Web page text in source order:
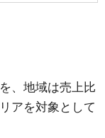
、地域は売上比
アを対象として